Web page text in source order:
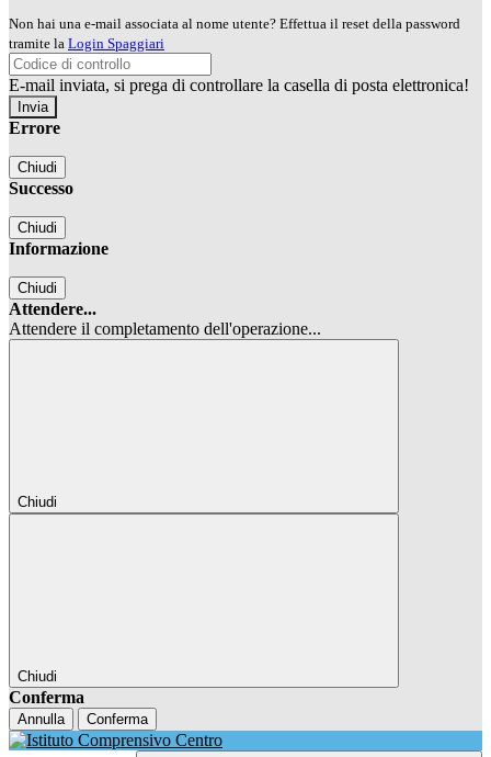
Non hai una e-mail associata al nome utente? Effettua il reset della password
tramite la Login Spaggiari
E-mail inviata, si prega di controllare la casella di posta elettronica!
Errore
Chiudi
Successo
Chiudi
Informazione
Chiudi
Attendere...
Attendere il completamento dell'operazione...
Chiudi
Chiudi
Conferma
Annulla Conferma